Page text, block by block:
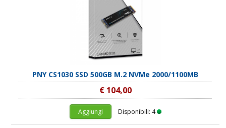
PNY CS1030 SSD 500GB M.2 NVMe 2000/1100MB
€ 104,00
Aggiungi Disponibili: 4